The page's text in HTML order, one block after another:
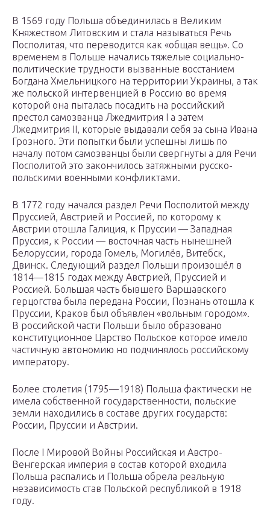
В 1569 году Польша объединилась в Великим
Княжеством Литовским и стала называться Речь
Посполитая, что переводится как «общая вещь». Со
временем в Польше начались тяжелые социально-
политические трудности вызванные восстанием
Богдана Хмельницкого на территории Украины, а так
же польской интервенцией в Россию во время
которой она пыталась посадить на российский
престол самозванца Лжедмитрия I а затем
Лжедмитрия II, которые выдавали себя за сына Ивана
Грозного. Эти попытки были успешны лишь по
началу потом самозванцы были свергнуты а для Речи
Посполитой это закончилось затяжными русско-
польскими военными конфликтами.
В 1772 году начался раздел Речи Посполитой между
Пруссией, Австрией и Россией, по которому к
Австрии отошла Галиция, к Пруссии — Западная
Пруссия, к России — восточная часть нынешней
Белоруссии, города Гомель, Могилёв, Витебск,
Двинск. Следующий раздел Польши произошёл в
1814—1815 годах между Австрией, Пруссией и
Россией. Большая часть бывшего Варшавского
герцогства была передана России, Познань отошла к
Пруссии, Краков был объявлен «вольным городом».
В российской части Польши было образовано
конституционное Царство Польское которое имело
частичную автономию но подчинялось российскому
императору.
Более столетия (1795—1918) Польша фактически не
имела собственной государственности, польские
земли находились в составе других государств:
России, Пруссии и Австрии.
После I Мировой Войны Российская и Австро-
Венгерская империя в состав которой входила
Польша распались и Польша обрела реальную
независимость став Польской республикой в 1918
году.